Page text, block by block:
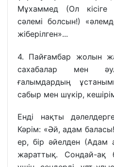
Мұхаммед (Ол кісіге
сәлемі болсын!)
жіберілген»...
4. Пайғамбар жолын
сахабалар мен
ғалымдардың
сабыр мен шүкір,
Енді нақты
Кәрім: «Әй, адам
ер, бір әйелден (Адам
жараттық. Сондай-ақ